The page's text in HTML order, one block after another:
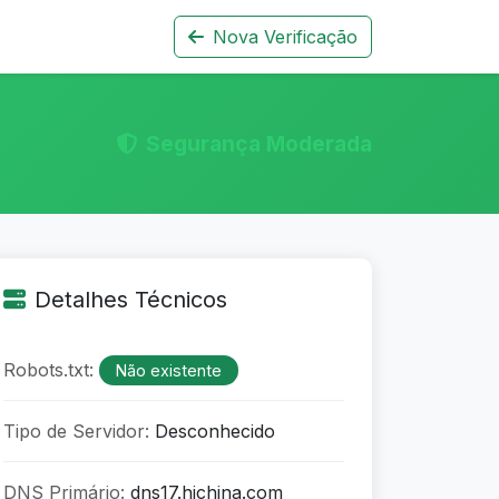
Nova Verificação
Segurança Moderada
Detalhes Técnicos
Robots.txt: Não existente
Tipo de Servidor: Desconhecido
DNS Primário: dns17.hichina.com